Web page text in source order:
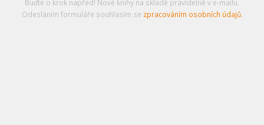
Buďte o krok napřed! Nové knihy na skladě pravidelně v e-mailu.
Odesláním formuláře souhlasím se zpracováním osobních údajů.